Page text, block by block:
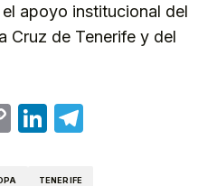
apoyo institucional del
Cruz de Tenerife y del
CopyLinkedIn
TENERIFE